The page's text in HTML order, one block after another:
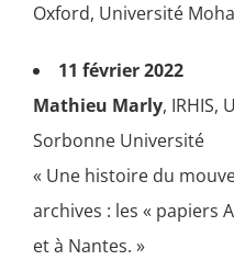
Oxford, Université
11 février 2022
Mathieu Marly, IRHIS,
Sorbonne Université
« Une histoire du
archives : les « papiers
et à Nantes. »